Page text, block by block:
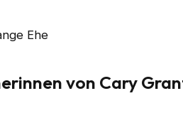
Ehe
von Cary